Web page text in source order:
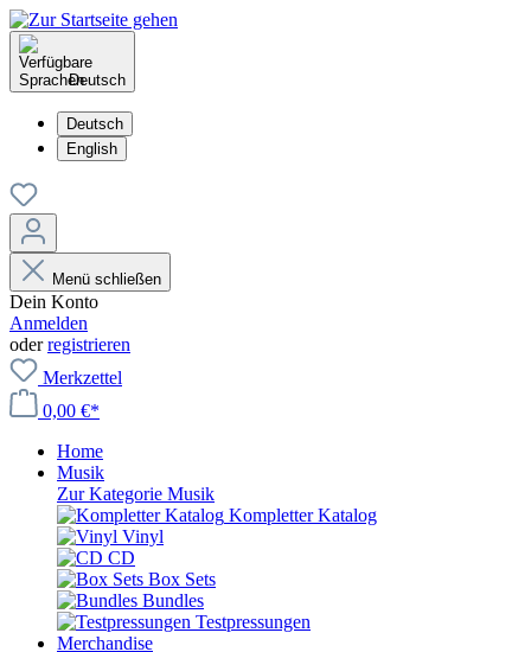
Deutsch
Deutsch
English
Menü schließen
Dein Konto
Anmelden
oderregistrieren
Merkzettel
0,00 €*
Home
Musik
Zur Kategorie Musik
Kompletter Katalog
Vinyl
CD
Box Sets
Bundles
Testpressungen
Merchandise